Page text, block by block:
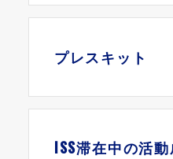
プレスキット
ISS滞在中の活